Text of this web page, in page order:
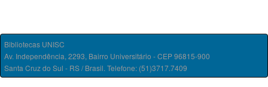
Bibliotecas UNISC
Av. Independência, 2293, Bairro Universitário - CEP 96815-900
Santa Cruz do Sul - RS / Brasil. Telefone: (51)3717.7409